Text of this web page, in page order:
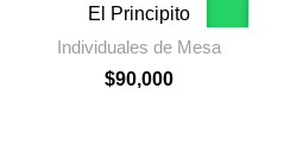
El Principito
Individuales de Mesa
$90,000